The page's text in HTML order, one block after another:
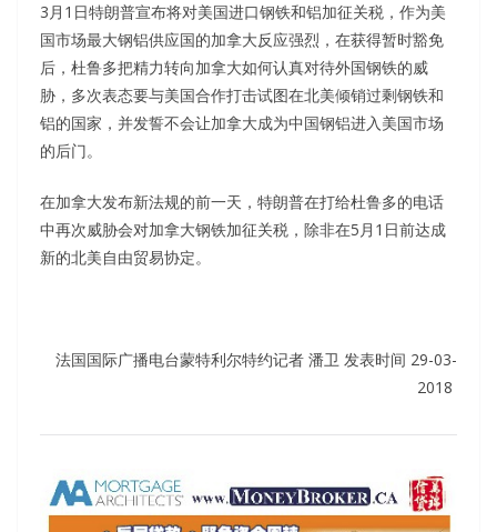
3月1日特朗普宣布将对美国进口钢铁和铝加征关税，作为美
国市场最大钢铝供应国的加拿大反应强烈，在获得暂时豁免
后，杜鲁多把精力转向加拿大如何认真对待外国钢铁的威
胁，多次表态要与美国合作打击试图在北美倾销过剩钢铁和
铝的国家，并发誓不会让加拿大成为中国钢铝进入美国市场
的后门。
在加拿大发布新法规的前一天，特朗普在打给杜鲁多的电话
中再次威胁会对加拿大钢铁加征关税，除非在5月1日前达成
新的北美自由贸易协定。
法国国际广播电台蒙特利尔特约记者 潘卫 发表时间 29-03-
2018